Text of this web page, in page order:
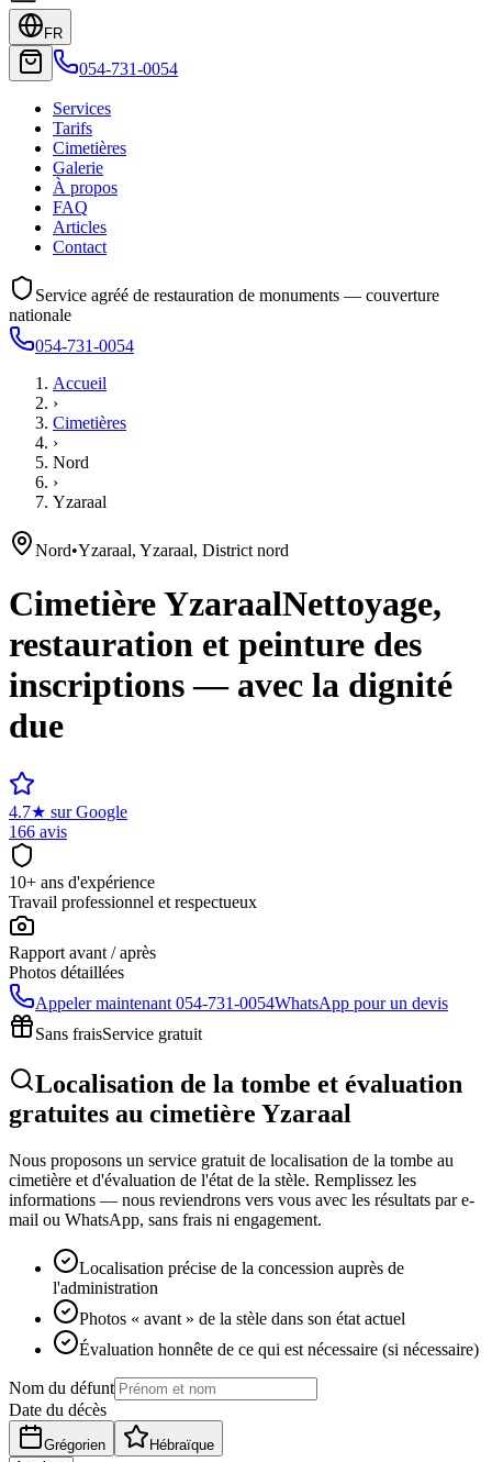
FR
054-731-0054
Services
Tarifs
Cimetières
Galerie
À propos
FAQ
Articles
Contact
Service agréé de restauration de monuments — couverture
nationale
054-731-0054
Accueil
›
Cimetières
›
Nord
›
Yzaraal
Nord•Yzaraal, Yzaraal, District nord
CimetièreYzaraalNettoyage,
restauration et peinture des
inscriptions — avec la dignité
due
4.7★ sur Google
166 avis
10+ ans d'expérience
Travail professionnel et respectueux
Rapport avant / après
Photos détaillées
Appeler maintenant 054-731-0054WhatsApp pour un devis
Sans fraisService gratuit
Localisation de la tombe et évaluation
gratuites au cimetière Yzaraal
Nous proposons un service gratuit de localisation de la tombe au
cimetière et d'évaluation de l'état de la stèle. Remplissez les
informations — nous reviendrons vers vous avec les résultats par e-
mail ou WhatsApp, sans frais ni engagement.
Localisation précise de la concession auprès de
l'administration
Photos « avant » de la stèle dans son état actuel
Évaluation honnête de ce qui est nécessaire (si nécessaire)
Nom du défunt
Date du décès
Grégorien Hébraïque